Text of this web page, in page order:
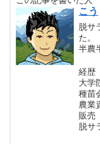
こう
脱サ
た。
半農
経歴
大学
種苗
農業
販売
脱サ